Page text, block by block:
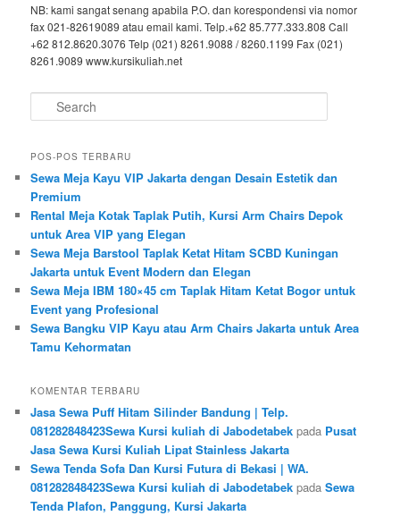
NB: kami sangat senang apabila P.O. dan korespondensi via nomor
fax 021-82619089 atau email kami. Telp.+62 85.777.333.808 Call
+62 812.8620.3076 Telp (021) 8261.9088 / 8260.1199 Fax (021)
8261.9089 www.kursikuliah.net
Search
POS-POS TERBARU
Sewa Meja Kayu VIP Jakarta dengan Desain Estetik dan
Premium
Rental Meja Kotak Taplak Putih, Kursi Arm Chairs Depok
untuk Area VIP yang Elegan
Sewa Meja Barstool Taplak Ketat Hitam SCBD Kuningan
Jakarta untuk Event Modern dan Elegan
Sewa Meja IBM 180×45 cm Taplak Hitam Ketat Bogor untuk
Event yang Profesional
Sewa Bangku VIP Kayu atau Arm Chairs Jakarta untuk Area
Tamu Kehormatan
KOMENTAR TERBARU
Jasa Sewa Puff Hitam Silinder Bandung | Telp.
081282848423Sewa Kursi kuliah di Jabodetabek pada Pusat
Jasa Sewa Kursi Kuliah Lipat Stainless Jakarta
Sewa Tenda Sofa Dan Kursi Futura di Bekasi | WA.
081282848423Sewa Kursi kuliah di Jabodetabek padaSewa
Tenda Plafon, Panggung, Kursi Jakarta